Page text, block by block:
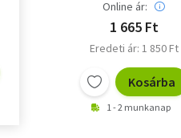
Online ár:
1 665 Ft
Eredeti ár: 1 850 Ft
Kosárba
1 - 2 munkanap